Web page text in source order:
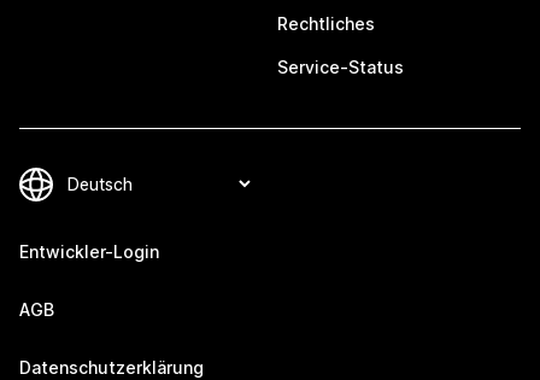
Rechtliches
Service-Status
Entwickler-Login
AGB
Datenschutzerklärung